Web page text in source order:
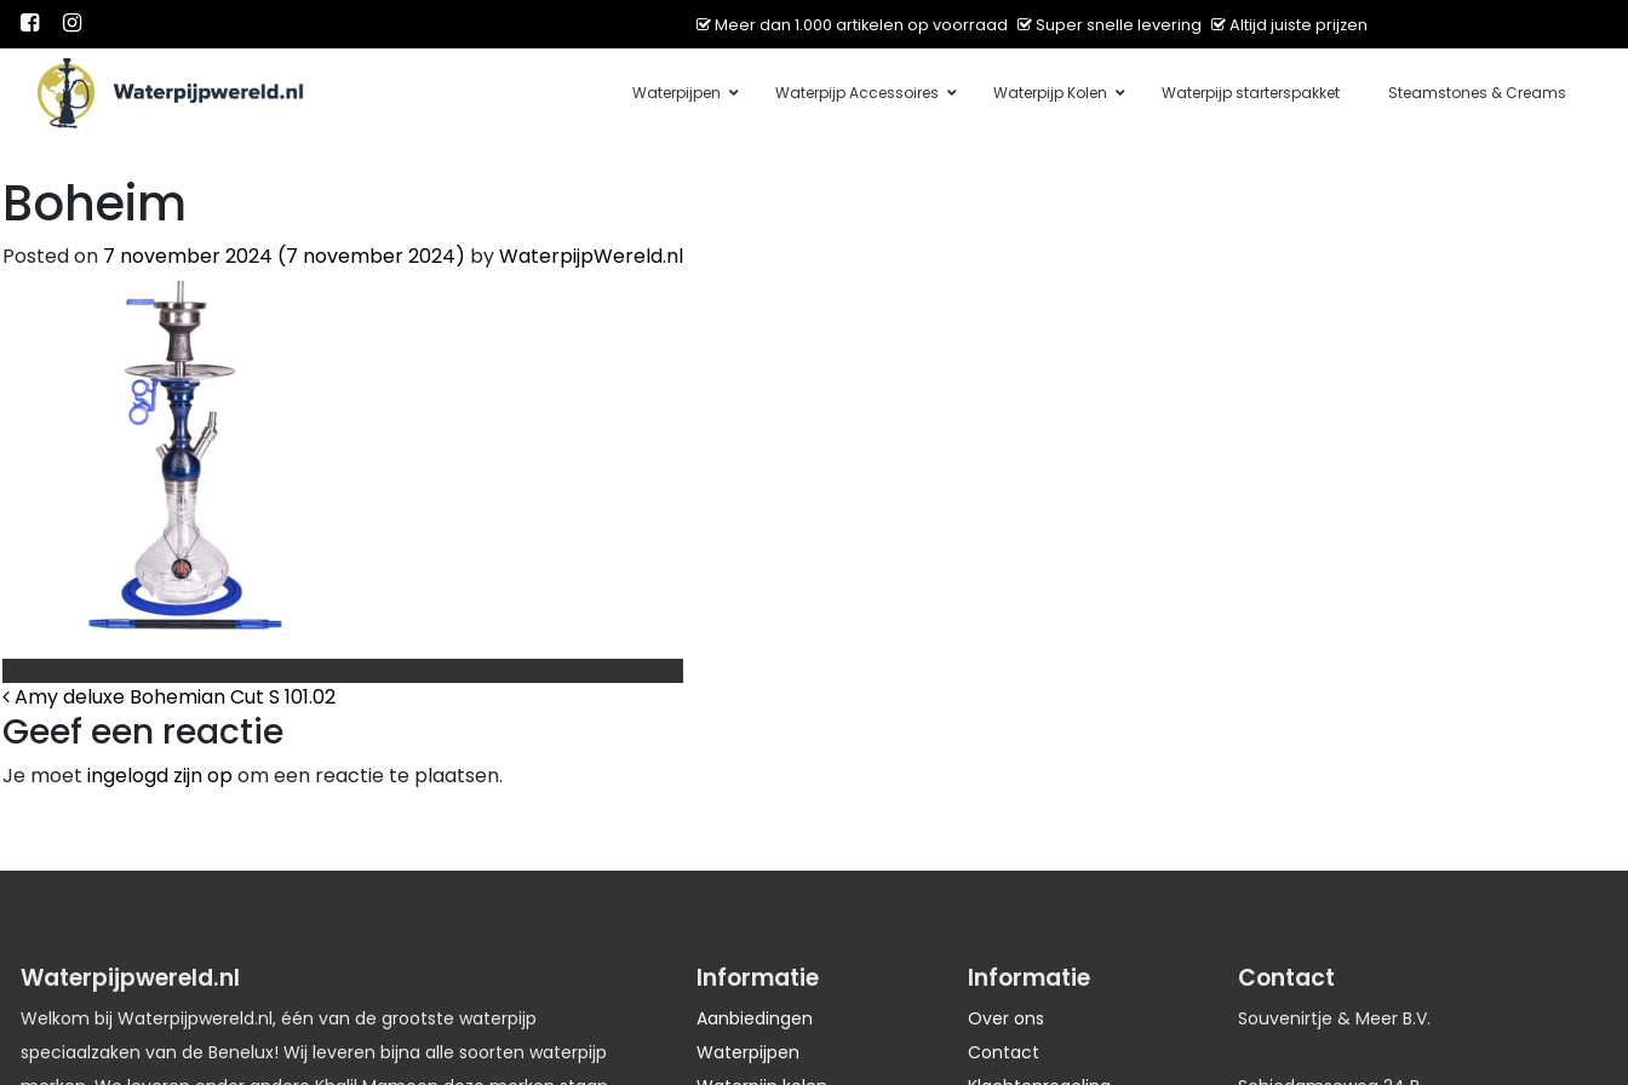
Meer dan 1.000 artikelen op voorraad Super snelle levering Altijd juiste prijzen
Main Navigation Waterpijpen Waterpijp Accessoires Waterpijp Kolen Waterpijp starterspakket Steamstones & Creams
Boheim
Posted on 7 november 2024 (7 november 2024) byWaterpijpWereld.nl
Bericht Navigatie
Amy deluxe Bohemian Cut S 101.02
Geef een reactie
Je moet ingelogd zijn opom een reactie te plaatsen.
Waterpijpwereld.nl
Welkom bij Waterpijpwereld.nl, één van de grootste waterpijp
speciaalzaken van de Benelux! Wij leveren bijna alle soorten waterpijp
Informatie
Aanbiedingen
Waterpijpen
Informatie
Over ons
Contact
Contact
Souvenirtje & Meer B.V.